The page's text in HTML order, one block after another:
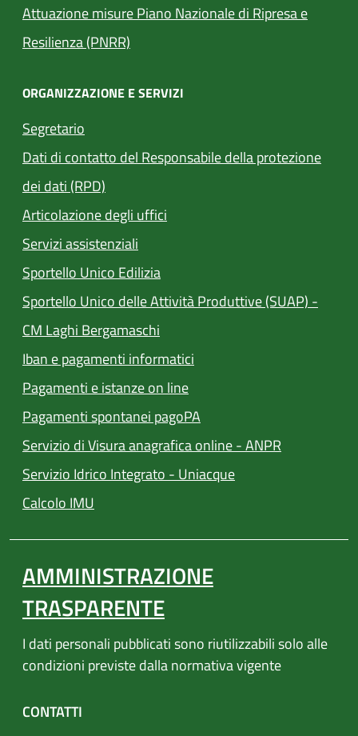
Attuazione misure Piano Nazionale di Ripresa e
Resilienza (PNRR)
ORGANIZZAZIONE E SERVIZI
Segretario
Dati di contatto del Responsabile della protezione
dei dati (RPD)
Articolazione degli uffici
Servizi assistenziali
Sportello Unico Edilizia
Sportello Unico delle Attività Produttive (SUAP) -
CM Laghi Bergamaschi
Iban e pagamenti informatici
Pagamenti e istanze on line(apre in un'altra scheda).
Pagamenti spontanei pagoPA
Servizio di Visura anagrafica online - ANPR
Servizio Idrico Integrato - Uniacque(apre in un'altra
Calcolo IMU
AMMINISTRAZIONE
TRASPARENTE
I dati personali pubblicati sono riutilizzabili solo alle
condizioni previste dalla normativa vigente
CONTATTI